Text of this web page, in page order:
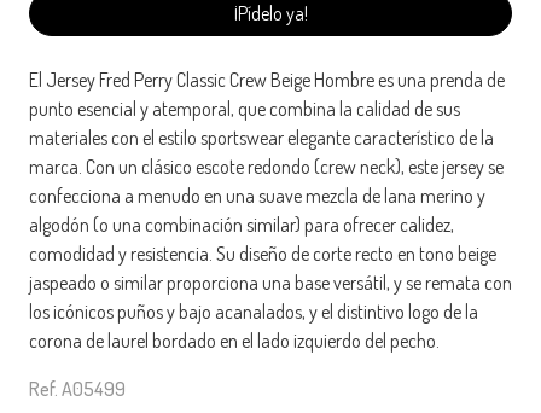
¡Pídelo ya!
El Jersey Fred Perry Classic Crew Beige Hombre es una prenda de
punto esencial y atemporal, que combina la calidad de sus
materiales con el estilo sportswear elegante característico de la
marca. Con un clásico escote redondo (crew neck), este jersey se
confecciona a menudo en una suave mezcla de lana merino y
algodón (o una combinación similar) para ofrecer calidez,
comodidad y resistencia. Su diseño de corte recto en tono beige
jaspeado o similar proporciona una base versátil, y se remata con
los icónicos puños y bajo acanalados, y el distintivo logo de la
corona de laurel bordado en el lado izquierdo del pecho.
Ref. A05499